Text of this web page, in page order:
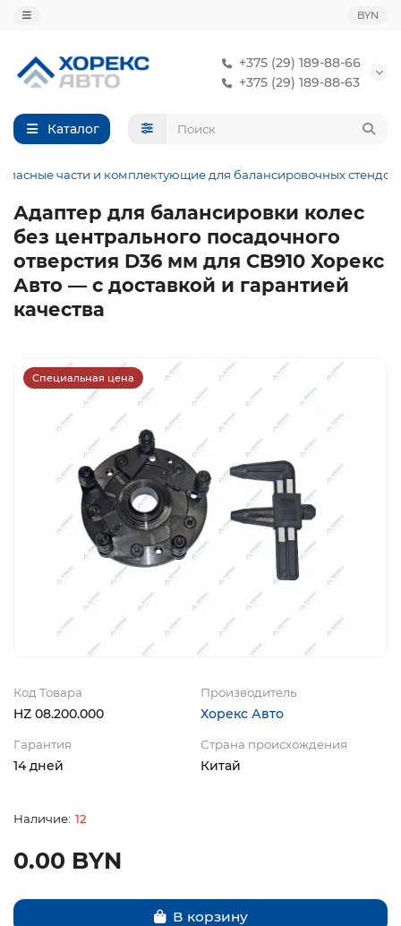
BYN
+375 (29) 189-88-66
+375 (29) 189-88-63
Каталог
части и комплектующие для балансировочных стендов
Адаптер для балансировки колес
без центрального посадочного
отверстия D36 мм для CB910 Хорекс
Авто — с доставкой и гарантией
качества
Специальная цена
Код Товара
HZ 08.200.000
Производитель
Хорекс Авто
Гарантия
14 дней
Страна происхождения
Китай
12
0.00 BYN
В корзину